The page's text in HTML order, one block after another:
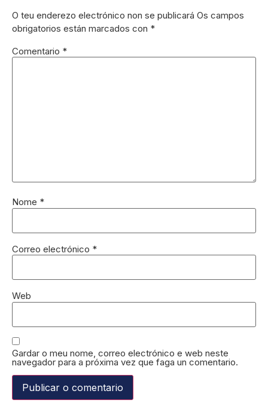
O teu enderezo electrónico non se publicará Os campos
obrigatorios están marcados con *
Comentario *
Nome *
Correo electrónico *
Web
Gardar o meu nome, correo electrónico e web neste
navegador para a próxima vez que faga un comentario.